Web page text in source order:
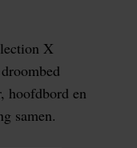
X
hoofdbord en
samen.